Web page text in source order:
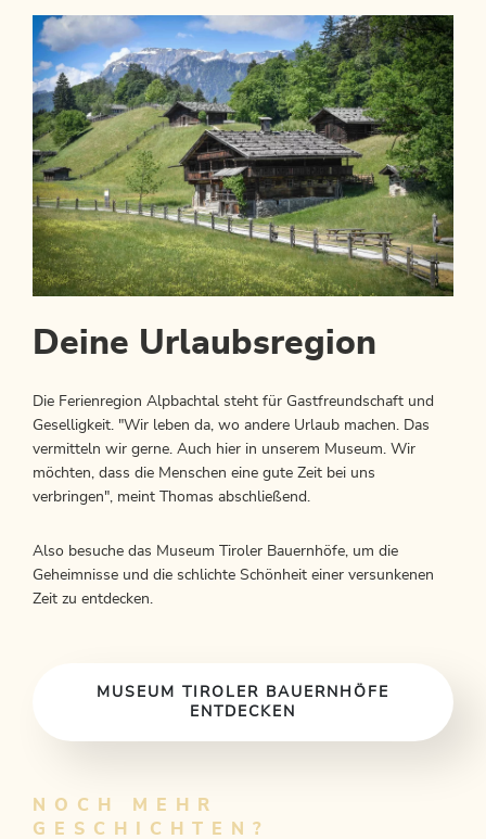
Deine Urlaubsregion
Die Ferienregion Alpbachtal steht für Gastfreundschaft und
Geselligkeit. "Wir leben da, wo andere Urlaub machen. Das
vermitteln wir gerne. Auch hier in unserem Museum. Wir
möchten, dass die Menschen eine gute Zeit bei uns
verbringen", meint Thomas abschließend.
Also besuche das Museum Tiroler Bauernhöfe, um die
Geheimnisse und die schlichte Schönheit einer versunkenen
Zeit zu entdecken.
MUSEUM TIROLER BAUERNHÖFE
ENTDECKEN
NOCH MEHR
GESCHICHTEN?